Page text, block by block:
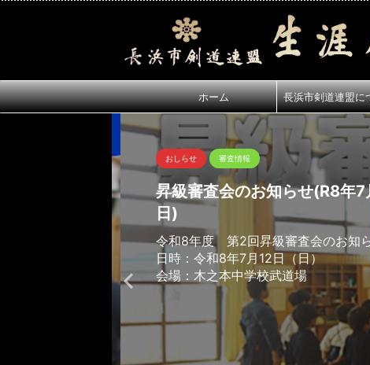
ホーム 長浜市剣道連盟に
おしらせ 審査情報
昇級審査会のお知らせ(R8年7
日)
令和8年度 第2回昇級審査会のお知ら
日時：令和8年7月12日（日）
会場：木之本中学校武道場